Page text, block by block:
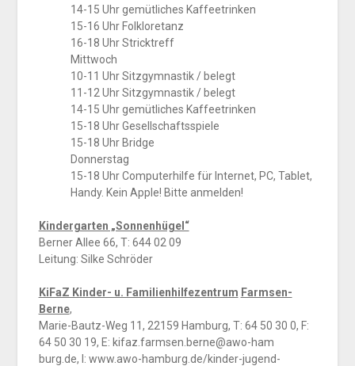
14-15 Uhr gemütliches Kaffeetrinken
15-16 Uhr Folkloretanz
16-18 Uhr Stricktreff
Mittwoch
10-11 Uhr Sitzgymnastik / belegt
11-12 Uhr Sitzgymnastik / belegt
14-15 Uhr gemütliches Kaffeetrinken
15-18 Uhr Gesellschaftsspiele
15-18 Uhr Bridge
Donnerstag
15-18 Uhr Computerhilfe für Internet, PC, Tablet,
Handy. Kein Apple! Bitte anmelden!
Kindergarten „Sonnenhügel“
Berner Allee 66, T: 644 02 09
Leitung: Silke Schröder
KiFaZ Kinder- u. Familienhilfezentrum Farmsen-
Berne,
Marie-Bautz-Weg 11, 22159 Hamburg, T: 64 50 30 0, F:
64 50 30 19, E: kifaz.farmsen.berne@awo-ham
burg.de, I: www.awo-hamburg.de/kinder-jugend-